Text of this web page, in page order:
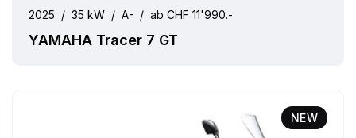
2025 / 35 kW / A- / ab CHF 11'990.-
YAMAHA Tracer 7 GT
NEW